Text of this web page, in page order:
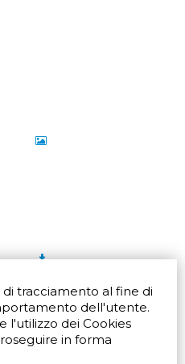
tracciamento al fine di
dell'utente.
l'utilizzo dei Cookies
in forma